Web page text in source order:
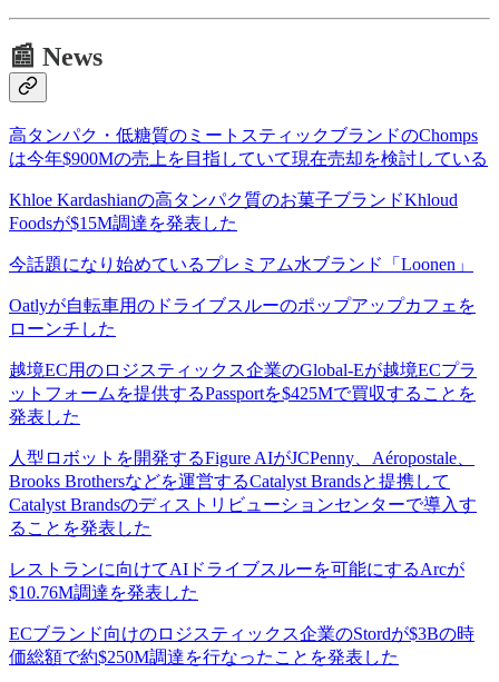
📰 News
高タンパク・低糖質のミートスティックブランドのChomps
は今年$900Mの売上を目指していて現在売却を検討している
Khloe Kardashianの高タンパク質のお菓子ブランドKhloud
Foodsが$15M調達を発表した
今話題になり始めているプレミアム水ブランド「Loonen」
Oatlyが自転車用のドライブスルーのポップアップカフェを
ローンチした
越境EC用のロジスティックス企業のGlobal-Eが越境ECプラ
ットフォームを提供するPassportを$425Mで買収することを
発表した
人型ロボットを開発するFigure AIがJCPenny、Aéropostale、
Brooks Brothersなどを運営するCatalyst Brandsと提携して
Catalyst Brandsのディストリビューションセンターで導入す
ることを発表した
レストランに向けてAIドライブスルーを可能にするArcが
$10.76M調達を発表した
ECブランド向けのロジスティックス企業のStordが$3Bの時
価総額で約$250M調達を行なったことを発表した